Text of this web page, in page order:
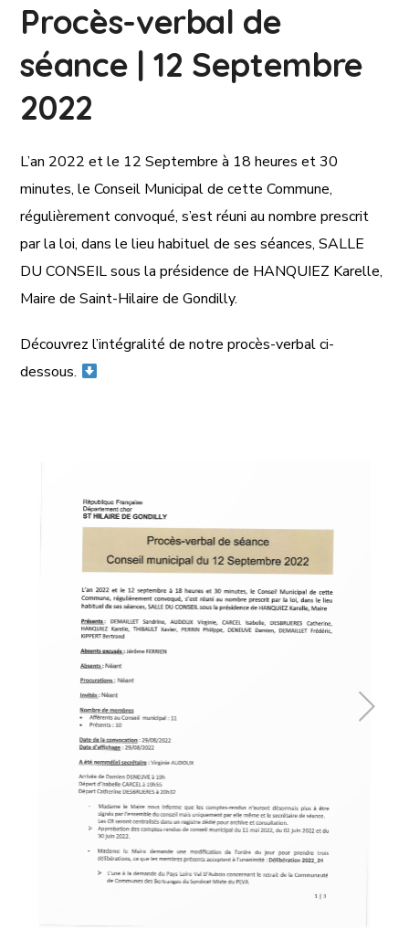
Procès-verbal de
séance | 12 Septembre
2022
L’an 2022 et le 12 Septembre à 18 heures et 30
minutes, le Conseil Municipal de cette Commune,
régulièrement convoqué, s’est réuni au nombre prescrit
par la loi, dans le lieu habituel de ses séances, SALLE
DU CONSEIL sous la présidence de HANQUIEZ Karelle,
Maire de Saint-Hilaire de Gondilly.
Découvrez l’intégralité de notre procès-verbal ci-
dessous.